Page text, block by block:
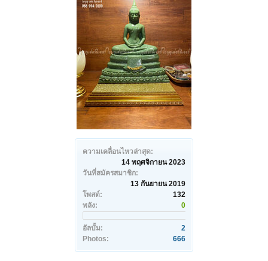
ความเคลื่อนไหวล่าสุด:
14 พฤศจิกายน 2023
วันที่สมัครสมาชิก:
13 กันยายน 2019
โพสต์:
132
พลัง:
0
อัลบั้ม:
2
Photos:
666